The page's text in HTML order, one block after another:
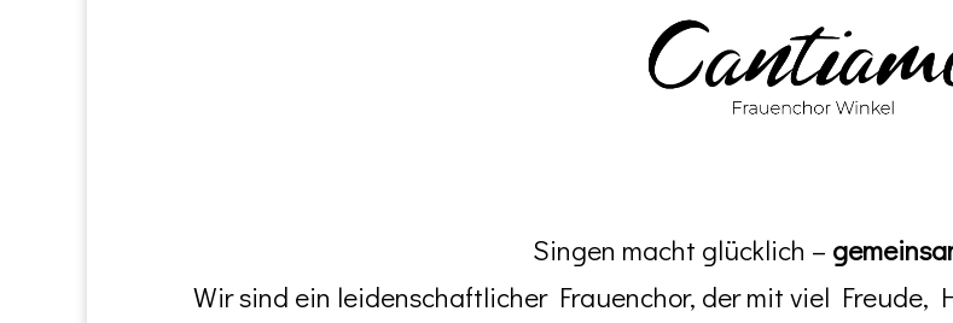
Singen macht glücklich –
Wir sind ein leidenschaftlicher Frauenchor, der mit viel